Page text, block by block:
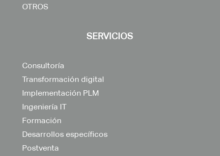
OTROS
SERVICIOS
Consultoría
Transformación digital
Implementación PLM
Ingeniería IT
Formación
Desarrollos específicos
Postventa